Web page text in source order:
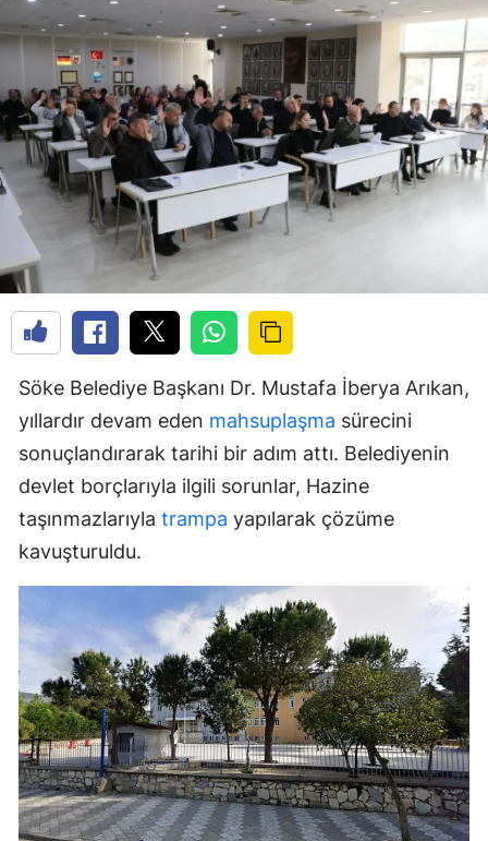
Söke Belediye Başkanı Dr. Mustafa İberya Arıkan,
yıllardır devam eden mahsuplaşma sürecini
sonuçlandırarak tarihi bir adım attı. Belediyenin
devlet borçlarıyla ilgili sorunlar, Hazine
taşınmazlarıyla trampa yapılarak çözüme
kavuşturuldu.